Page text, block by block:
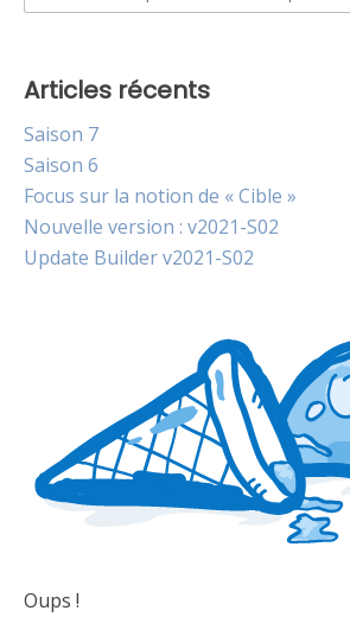
Articles récents
Saison 7
Saison 6
Focus sur la notion de « Cible »
Nouvelle version : v2021-S02
Update Builder v2021-S02
Oups !